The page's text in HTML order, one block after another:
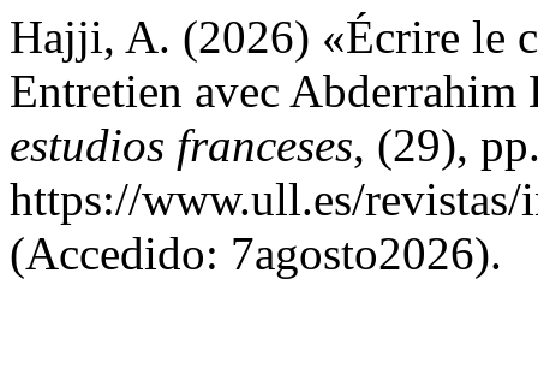
Hajji, A. (2026) «Écrire le
Entretien avec
estudios franceses, (29),
https://www.ull.es/
(Accedido: 7agosto2026).